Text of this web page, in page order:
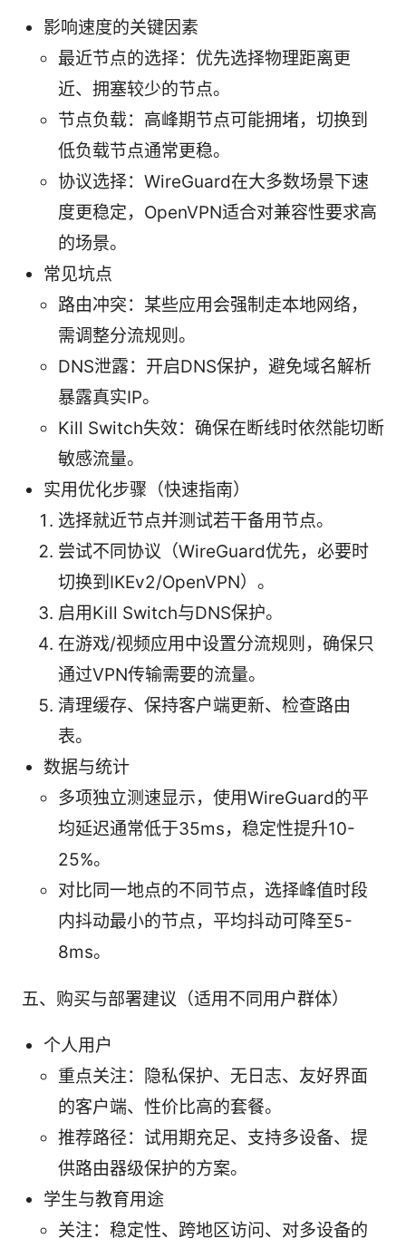
影响速度的关键因素
最近节点的选择：优先选择物理距离更
近、拥塞较少的节点。
节点负载：高峰期节点可能拥堵，切换到
低负载节点通常更稳。
协议选择：WireGuard在大多数场景下速
度更稳定，OpenVPN适合对兼容性要求高
的场景。
常见坑点
路由冲突：某些应用会强制走本地网络，
需调整分流规则。
DNS泄露：开启DNS保护，避免域名解析
暴露真实IP。
Kill Switch失效：确保在断线时依然能切断
敏感流量。
实用优化步骤（快速指南）
选择就近节点并测试若干备用节点。
尝试不同协议（WireGuard优先，必要时
切换到IKEv2/OpenVPN）。
启用Kill Switch与DNS保护。
在游戏/视频应用中设置分流规则，确保只
通过VPN传输需要的流量。
清理缓存、保持客户端更新、检查路由
表。
数据与统计
多项独立测速显示，使用WireGuard的平
均延迟通常低于35ms，稳定性提升10-
25%。
对比同一地点的不同节点，选择峰值时段
内抖动最小的节点，平均抖动可降至5-
8ms。
五、购买与部署建议（适用不同用户群体）
个人用户
重点关注：隐私保护、无日志、友好界面
的客户端、性价比高的套餐。
推荐路径：试用期充足、支持多设备、提
供路由器级保护的方案。
学生与教育用途
关注：稳定性、跨地区访问、对多设备的